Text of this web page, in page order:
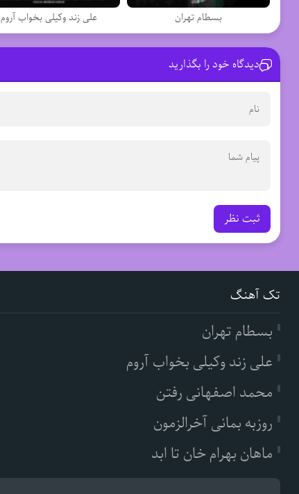
بسطام تهران علی زند وکیلی بخواب آروم
دیدگاه خود را بگذارید
ثبت نظر
تک آهنگ
بسطام تهران
علی زند وکیلی بخواب آروم
محمد اصفهانی رفتن
روزبه بمانی آخرالزمون
ماهان بهرام خان تا ابد